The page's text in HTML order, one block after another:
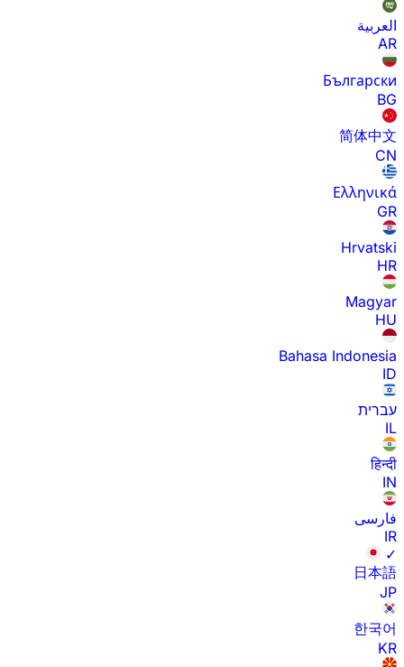
العربية
AR
Български
BG
简体中文
CN
Ελληνικά
GR
Hrvatski
HR
Magyar
HU
Bahasa Indonesia
ID
עברית
IL
हिन्दी
IN
فارسی
IR
✓
日本語
JP
한국어
KR